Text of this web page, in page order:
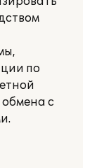
по
с